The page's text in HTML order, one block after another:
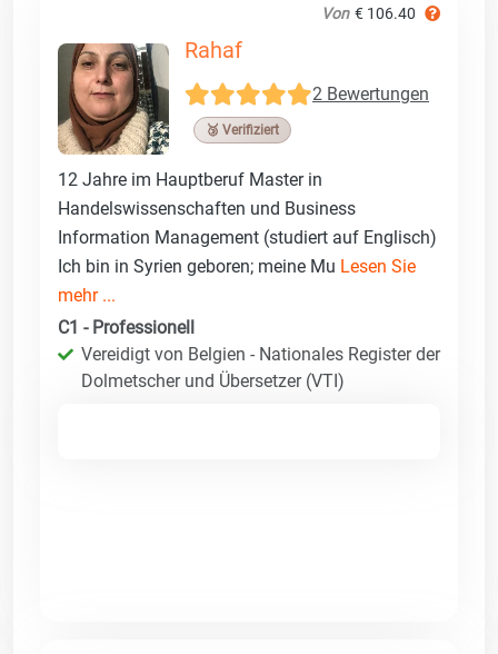
Von € 106.40
Rahaf
2 Bewertungen
🥉 Verifiziert
12 Jahre im Hauptberuf Master in
Handelswissenschaften und Business
Information Management (studiert auf Englisch)
Ich bin in Syrien geboren; meine Mu Lesen Sie
mehr ...
C1 - Professionell
Vereidigt von Belgien - Nationales Register der
Dolmetscher und Übersetzer (VTI)